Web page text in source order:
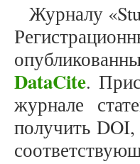
Журналу
DataCite.
журнале
получить DOI,